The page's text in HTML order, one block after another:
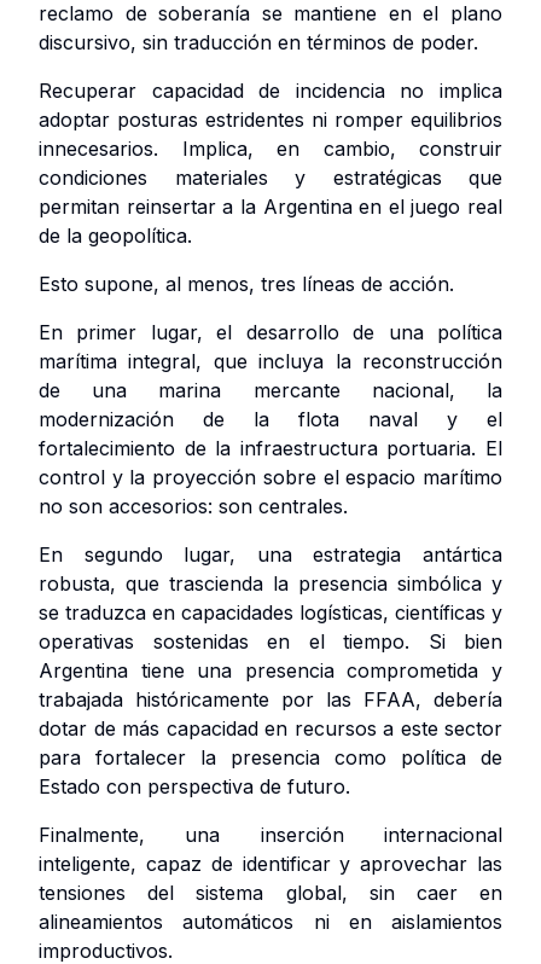
reclamo de soberanía se mantiene en el plano
discursivo, sin traducción en términos de poder.
Recuperar capacidad de incidencia no implica
adoptar posturas estridentes ni romper equilibrios
innecesarios. Implica, en cambio, construir
condiciones materiales y estratégicas que
permitan reinsertar a la Argentina en el juego real
de la geopolítica.
Esto supone, al menos, tres líneas de acción.
En primer lugar, el desarrollo de una política
marítima integral, que incluya la reconstrucción
de una marina mercante nacional, la
modernización de la flota naval y el
fortalecimiento de la infraestructura portuaria. El
control y la proyección sobre el espacio marítimo
no son accesorios: son centrales.
En segundo lugar, una estrategia antártica
robusta, que trascienda la presencia simbólica y
se traduzca en capacidades logísticas, científicas y
operativas sostenidas en el tiempo. Si bien
Argentina tiene una presencia comprometida y
trabajada históricamente por las FFAA, debería
dotar de más capacidad en recursos a este sector
para fortalecer la presencia como política de
Estado con perspectiva de futuro.
Finalmente, una inserción internacional
inteligente, capaz de identificar y aprovechar las
tensiones del sistema global, sin caer en
alineamientos automáticos ni en aislamientos
improductivos.